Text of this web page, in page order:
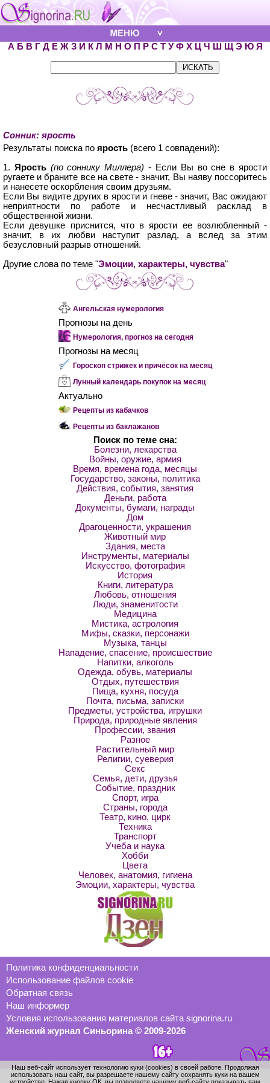
А Б В Г Д Е Ж З И К Л М Н О П Р С Т У Ф Х Ц Ч Ш Щ Э Ю Я
Сонник: ярость
Результаты поиска по ярость (всего 1 совпадений):
1. Ярость (по соннику Миллера) - Если Вы во сне в ярости
ругаете и браните все на свете - значит, Вы наяву поссоритесь
и нанесете оскорбления своим друзьям.
Если Вы видите других в ярости и гневе - значит, Вас ожидают
неприятности по работе и несчастливый расклад в
общественной жизни.
Если девушке приснится, что в ярости ее возлюбленный -
значит, в их любви наступит разлад, а вслед за этим
безусловный разрыв отношений.
Другие слова по теме "Эмоции, характеры, чувства"
Ангельская нумерология
Прогнозы на день
Нумерология, прогноз на сегодня
Прогнозы на месяц
Гороскоп стрижек и причёсок на месяц
Лунный календарь покупок на месяц
Актуально
Рецепты из кабачков
Рецепты из баклажанов
Поиск по теме сна:
Болезни, лекарства
Войны, оружие, армия
Время, времена года, месяцы
Государство, законы, политика
Действия, события, занятия
Деньги, работа
Документы, бумаги, награды
Дом
Драгоценности, украшения
Животный мир
Здания, места
Инструменты, материалы
Искусство, фотография
История
Книги, литература
Любовь, отношения
Люди, знаменитости
Медицина
Мистика, астрология
Мифы, сказки, персонажи
Музыка, танцы
Нападение, спасение, происшествие
Напитки, алкоголь
Одежда, обувь, материалы
Отдых, путешествия
Пища, кухня, посуда
Почта, письма, записки
Предметы, устройства, игрушки
Природа, природные явления
Профессии, звания
Разное
Растительный мир
Религии, суеверия
Секс
Семья, дети, друзья
Событие, праздник
Спорт, игра
Страны, города
Театр, кино, цирк
Техника
Транспорт
Учеба и наука
Хобби
Цвета
Человек, анатомия, гигиена
Эмоции, характеры, чувства
Политика конфиденциальности
Использование файлов cookie
Обратная связь
Наш информер
Условия использования материалов сайта signorina.ru
Женский журнал Синьорина © 2009-2026
Наш веб-сайт использует технологию куки (cookies) в своей работе. Продолжая
использовать наш сайт, вы разрешаете нашему сайту сохранять куки на вашем